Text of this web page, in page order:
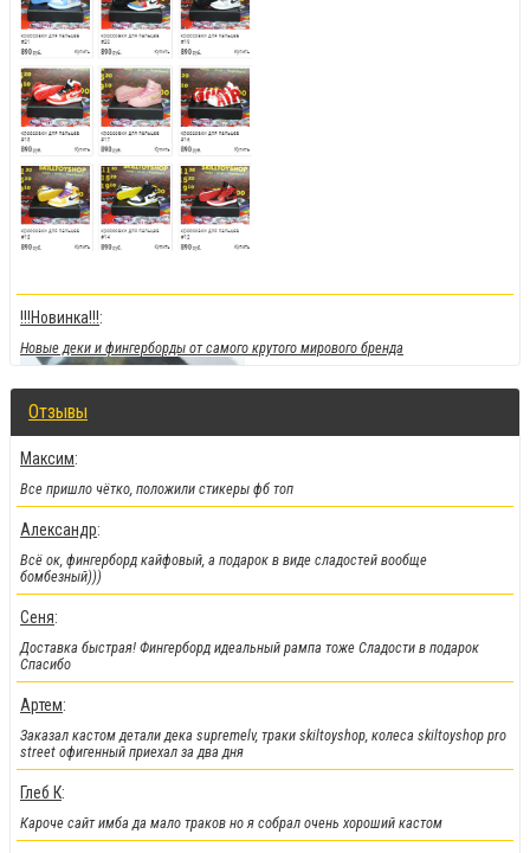
!!!Новинка!!!:
Новые деки и фингерборды от самого крутого мирового бренда
!!!Скидки!!!
На парки также на часть фингербордов
Отзывы
Максим:
Все пришло чётко, положили стикеры фб топ
Александр:
Всё ок, фингерборд кайфовый, а подарок в виде сладостей вообще
бомбезный)))
Сеня:
Доставка быстрая! Фингерборд идеальный рампа тоже Сладости в подарок
Спасибо
Артем:
Заказал кастом детали дека supremelv, траки skiltoyshop, колеса skiltoyshop pro
street офигенный приехал за два дня
Глеб К:
Кароче сайт имба да мало траков но я собрал очень хороший кастом